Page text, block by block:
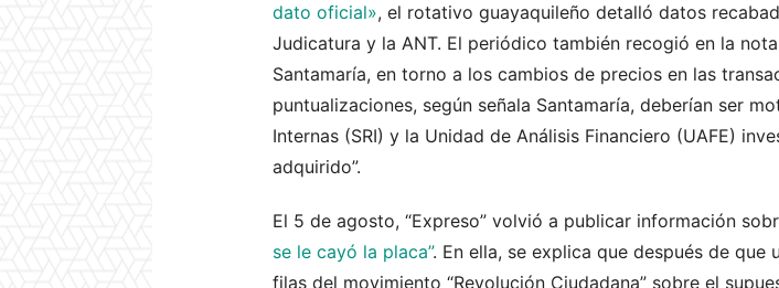
dato oficial», el rotativo guayaquileño detalló datos
Judicatura y la ANT. El periódico también recogió en la
Santamaría, en torno a los cambios de precios en las
puntualizaciones, según señala Santamaría, deberían ser
Internas (SRI) y la Unidad de Análisis Financiero (UAFE)
adquirido”.
El 5 de agosto, “Expreso” volvió a publicar información
se le cayó la placa”. En ella, se explica que después de
filas del movimiento “Revolución Ciudadana” sobre el